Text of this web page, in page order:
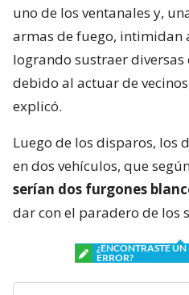
uno de los ventanales y,
armas de fuego, intimidan
logrando sustraer diversas
debido al actuar de
explicó.
Luego de los disparos, los
en dos vehículos, que
serían dos furgones
dar con el paradero de los
¿ENCONTRASTE UN
ERROR?